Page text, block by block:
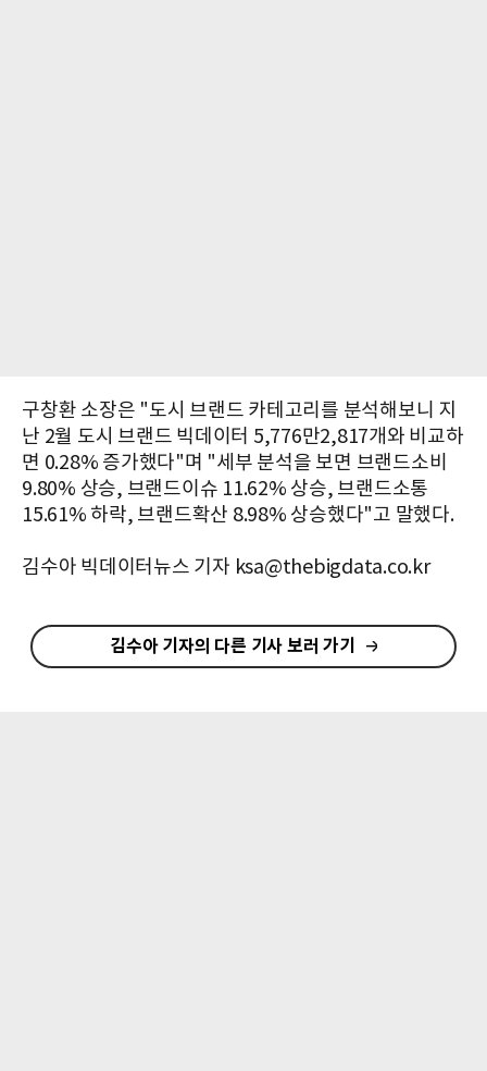
구창환 소장은 "도시 브랜드 카테고리를 분석해보니 지
난 2월 도시 브랜드 빅데이터 5,776만2,817개와 비교하
면 0.28% 증가했다"며 "세부 분석을 보면 브랜드소비
9.80% 상승, 브랜드이슈 11.62% 상승, 브랜드소통
15.61% 하락, 브랜드확산 8.98% 상승했다"고 말했다.
김수아 빅데이터뉴스 기자 ksa@thebigdata.co.kr
김수아 기자의 다른 기사 보러 가기